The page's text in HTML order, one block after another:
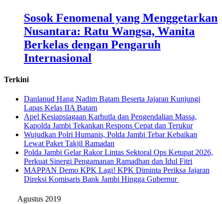
Sosok Fenomenal yang Menggetarkan
Nusantara: Ratu Wangsa, Wanita
Berkelas dengan Pengaruh
Internasional
Terkini
Danlanud Hang Nadim Batam Beserta Jajaran Kunjungi
Lapas Kelas IIA Batam
Apel Kesiapsiagaan Karhutla dan Pengendalian Massa,
Kapolda Jambi Tekankan Respons Cepat dan Terukur
Wujudkan Polri Humanis, Polda Jambi Tebar Kebaikan
Lewat Paket Takjil Ramadan
Polda Jambi Gelar Rakor Lintas Sektoral Ops Ketupat 2026,
Perkuat Sinergi Pengamanan Ramadhan dan Idul Fitri
‎MAPPAN Demo KPK Lagi! KPK Diminta Periksa Jajaran
Direksi Komisaris Bank Jambi Hingga Gubernur ‎
Agustus 2019